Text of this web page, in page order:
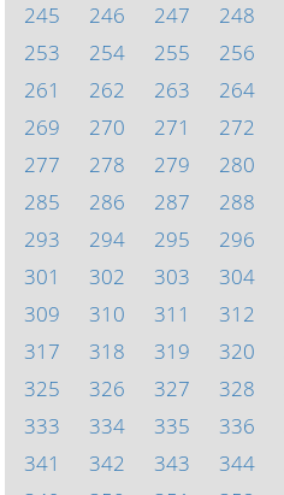
245
246 247 248
253
254 255 256
261
262 263 264
269
270 271 272
277
278 279 280
285
286 287 288
293
294 295 296
301
302 303 304
309
310 311 312
317
318 319 320
325
326 327 328
333
334 335 336
341
342 343 344